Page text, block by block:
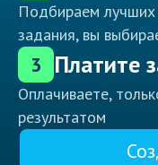
Подбираем лучших
задания, вы
3 Платите
Оплачиваете,
результатом